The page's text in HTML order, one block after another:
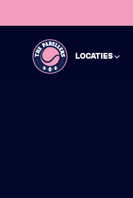
LOCATIES